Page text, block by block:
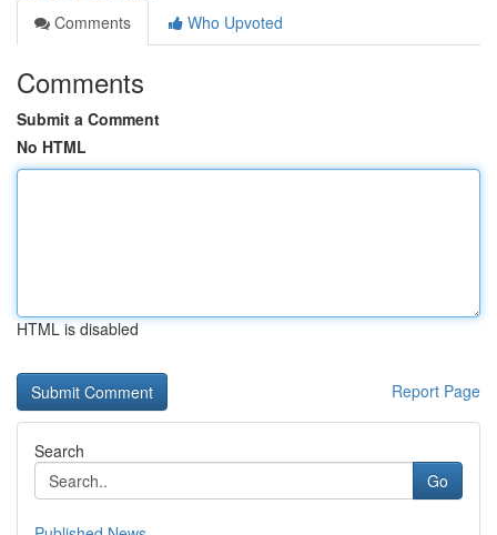
Comments
Who Upvoted
Comments
Submit a Comment
No HTML
HTML is disabled
Report Page
Search
Go